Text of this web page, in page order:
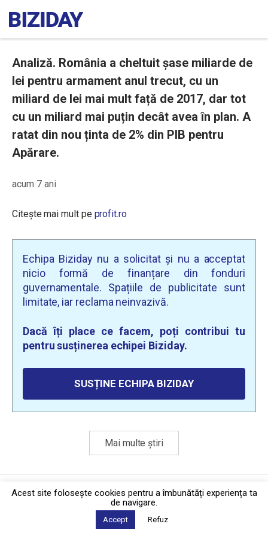
Analiză. România a cheltuit șase miliarde de
lei pentru armament anul trecut, cu un
miliard de lei mai mult față de 2017, dar tot
cu un miliard mai puțin decât avea în plan. A
ratat din nou ținta de 2% din PIB pentru
Apărare.
acum 7 ani
Citește mai mult pe profit.ro
Echipa Biziday nu a solicitat și nu a acceptat
nicio formă de finanțare din fonduri
guvernamentale. Spațiile de publicitate sunt
limitate, iar reclama neinvazivă.
Dacă îți place ce facem, poți contribui tu
pentru susținerea echipei Biziday.
SUSȚINE ECHIPA BIZIDAY
Mai multe știri
Politica de confidențialitate·Contact
2026 © Biziday
Acest site foloseşte cookies pentru a îmbunătăți experiența ta
de navigare.
Accept Refuz